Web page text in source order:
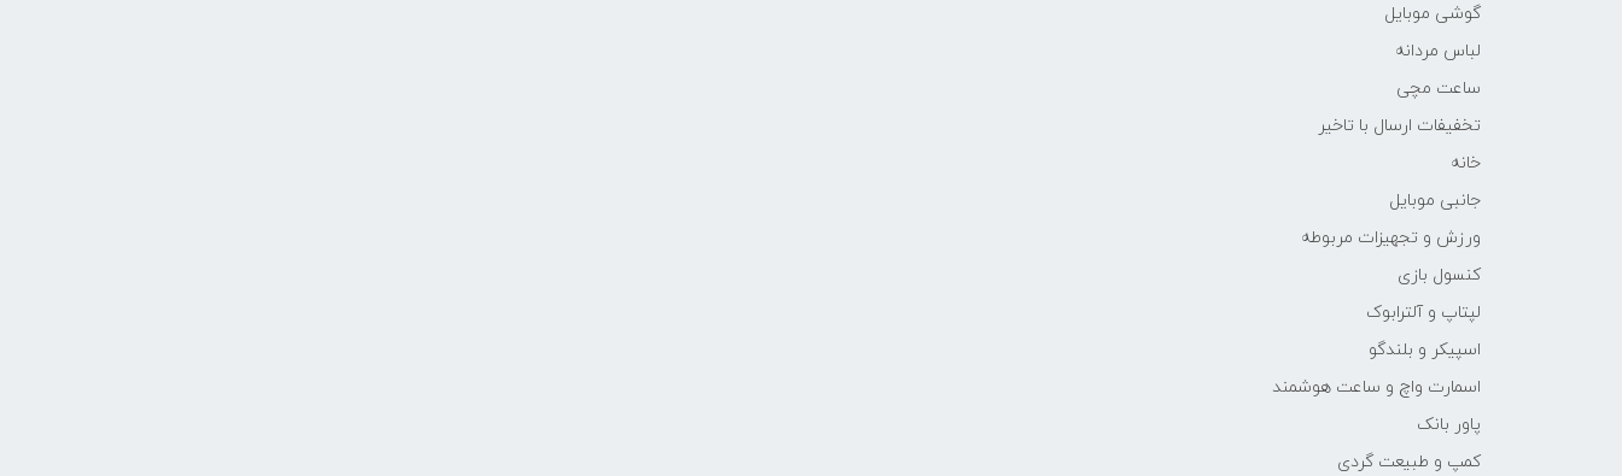
گوشی موبایل
لباس مردانه
ساعت مچی
تخفیفات ارسال با تاخیر
خانه
جانبی موبایل
ورزش و تجهیزات مربوطه
کنسول بازی
لپتاپ و آلترابوک
اسپیکر و بلندگو
اسمارت واچ و ساعت هوشمند
پاور بانک
کمپ و طبیعت گردی